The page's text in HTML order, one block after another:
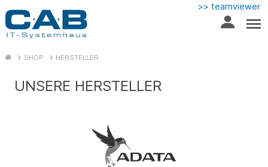
>> teamviewer
SHOP HERSTELLER
UNSERE HERSTELLER